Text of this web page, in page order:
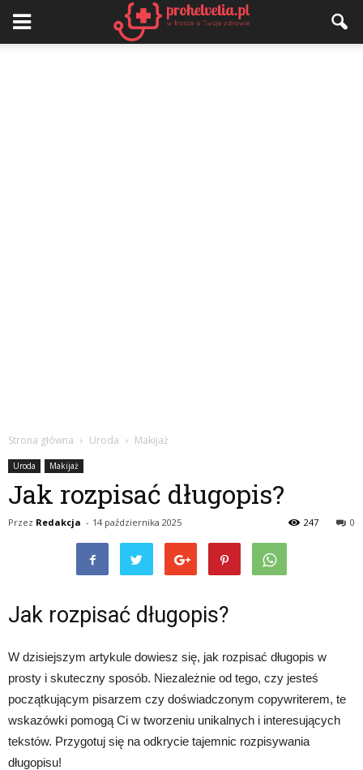
Strona główna Uroda Makijaż
Uroda Makijaż
Jak rozpisać długopis?
Przez Redakcja - 14 października 2025 0
247
Jak rozpisać długopis?
W dzisiejszym artykule dowiesz się, jak rozpisać długopis w
prosty i skuteczny sposób. Niezależnie od tego, czy jesteś
początkującym pisarzem czy doświadczonym copywriterem, te
wskazówki pomogą Ci w tworzeniu unikalnych i interesujących
tekstów. Przygotuj się na odkrycie tajemnic rozpisywania
długopisu!